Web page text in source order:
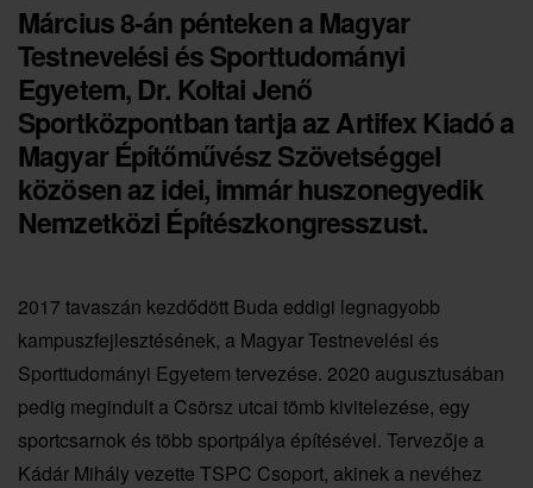
Március 8-án pénteken a Magyar
Testnevelési és Sporttudományi
Egyetem, Dr. Koltai Jenő
Sportközpontban tartja az Artifex Kiadó a
Magyar Építőművész Szövetséggel
közösen az idei, immár huszonegyedik
Nemzetközi Építészkongresszust.
2017 tavaszán kezdődött Buda eddigi legnagyobb
kampuszfejlesztésének, a Magyar Testnevelési és
Sporttudományi Egyetem tervezése. 2020 augusztusában
pedig megindult a Csörsz utcai tömb kivitelezése, egy
sportcsarnok és több sportpálya építésével. Tervezője a
Kádár Mihály vezette TSPC Csoport, akinek a nevéhez